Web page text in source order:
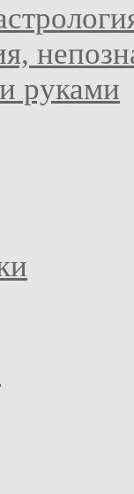
руками